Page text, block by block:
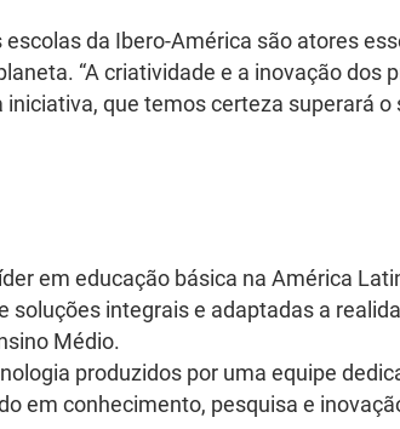
da Ibero-América são atores
“A criatividade e a inovação dos
que temos certeza superará o
em educação básica na América
integrais e adaptadas a
Médio.
produzidos por uma equipe
em conhecimento, pesquisa e